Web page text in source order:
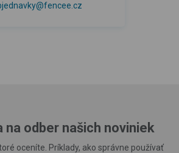
na odber našich noviniek
oceníte. Príklady, ako správne používať